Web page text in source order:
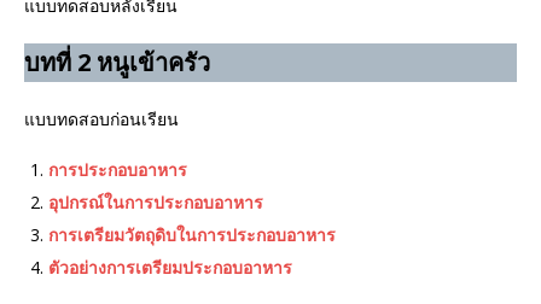
แบบทดสอบหลังเรียน
บทที่ 2 หนูเข้าครัว
แบบทดสอบก่อนเรียน
การประกอบอาหาร
อุปกรณ์ในการประกอบอาหาร
การเตรียมวัตถุดิบในการประกอบอาหาร
ตัวอย่างการเตรียมประกอบอาหาร